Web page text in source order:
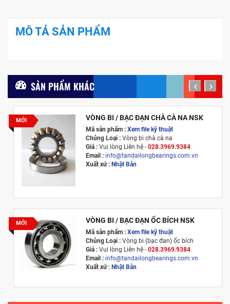
MÔ TẢ SẢN PHẨM
SẢN PHẨM KHÁC
MỚI VÒNG BI / BẠC ĐẠN CHÀ CÀ NA NSK
Mã sản phẩm : Xem file kỹ thuật
Chủng Loại : Vòng bi chà cà na
Giá :Vui lòng Liên hệ - 028.3969.9384
Email : info@tandailongbearings.com.vn
Xuất xứ : Nhật Bản
MỚI VÒNG BI / BẠC ĐẠN ỐC BÍCH NSK
Mã sản phẩm : Xem file kỹ thuật
Chủng Loại : Vòng bi (bạc đạn) ốc bích
Giá :Vui lòng Liên hệ - 028.3969.9384
Email : info@tandailongbearings.com.vn
Xuất xứ : Nhật Bản
prev next